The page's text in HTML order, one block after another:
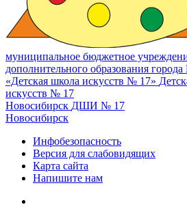
муниципальное бюджетное
дополнительного образования
«Детская школа искусств № 17»
искусств № 17
Новосибирск ДШИ № 17
Новосибирск
Инфобезопасность
Версия для слабовидящих
Карта сайта
Напишите нам